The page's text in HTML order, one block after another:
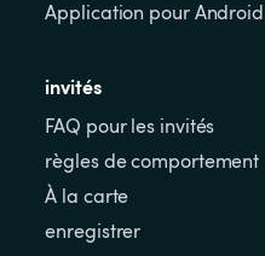
Application pour Android
invités
FAQ pour les invités
règles de comportement
À la carte
enregistrer